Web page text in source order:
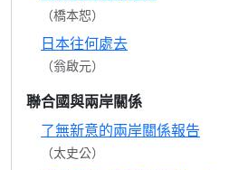
（橋本恕）
日本往何處去
（翁啟元）
聯合國與兩岸關係
了無新意的兩岸關係報告
（太史公）